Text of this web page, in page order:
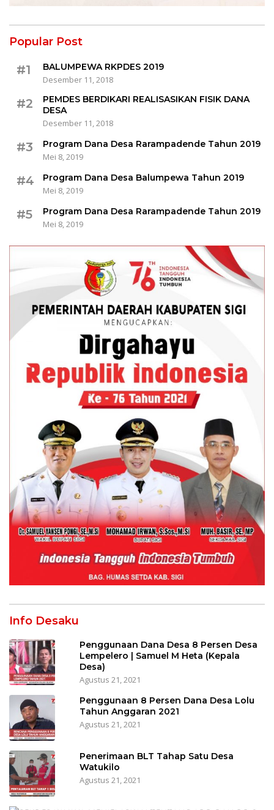
Popular Post
#1
BALUMPEWA RKPDES 2019
Desember 11, 2018
#2
PEMDES BERDIKARI REALISASIKAN FISIK DANA
DESA
Desember 11, 2018
#3
Program Dana Desa Rarampadende Tahun 2019
Mei 8, 2019
#4
Program Dana Desa Balumpewa Tahun 2019
Mei 8, 2019
#5
Program Dana Desa Rarampadende Tahun 2019
Mei 8, 2019
Info Desaku
Penggunaan Dana Desa 8 Persen Desa
Lempelero | Samuel M Heta (Kepala
Desa)
Agustus 21, 2021
Penggunaan 8 Persen Dana Desa Lolu
Tahun Anggaran 2021
Agustus 21, 2021
Penerimaan BLT Tahap Satu Desa
Watukilo
Agustus 21, 2021